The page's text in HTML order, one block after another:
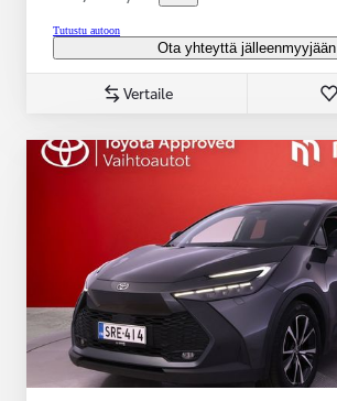
Tutustu autoon
Ota yhteyttä jälleenmyyjään
Vertaile